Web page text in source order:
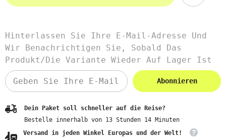
Hinterlassen Sie Ihre E-Mail-Adresse Und
Wir Benachrichtigen Sie, Sobald Das
Produkt/die Variante Wieder Auf Lager Ist
Abonnieren
Dein Paket soll schneller auf die Reise?
Bestelle innerhalb von 13 Stunden 14 Minuten
Versand in jeden Winkel Europas und der Welt!